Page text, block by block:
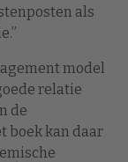
als
model
relatie
de
boek kan daar